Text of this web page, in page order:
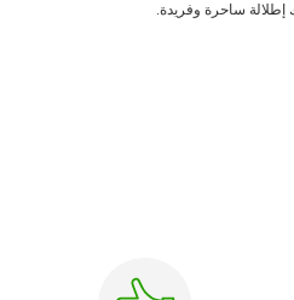
ساحرة وفريدة.